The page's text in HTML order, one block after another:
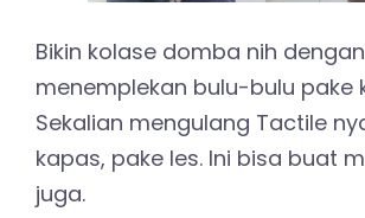
Bikin kolase domba nih dengan
menemplekan bulu-bulu pake
Sekalian mengulang Tactile
kapas, pake les. Ini bisa buat
juga.